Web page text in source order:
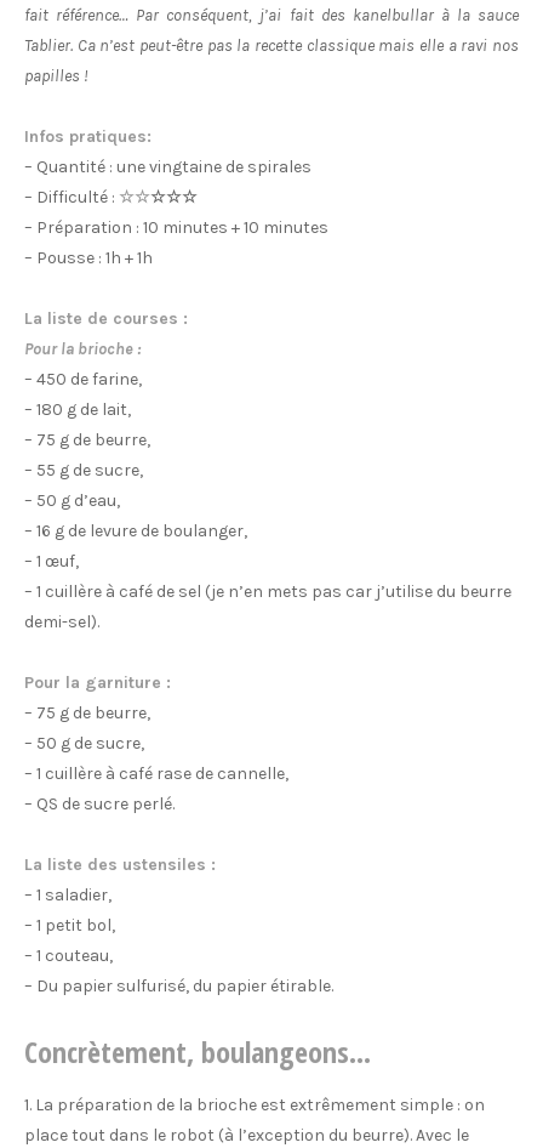
fait référence… Par conséquent, j’ai fait des kanelbullar à la sauce
Tablier. Ca n’est peut-être pas la recette classique mais elle a ravi nos
papilles !
Infos pratiques:
– Quantité : une vingtaine de spirales
– Difficulté : ☆☆☆☆☆
– Préparation : 10 minutes + 10 minutes
– Pousse : 1h + 1h
La liste de courses :
Pour la brioche :
– 450 de farine,
– 180 g de lait,
– 75 g de beurre,
– 55 g de sucre,
– 50 g d’eau,
– 16 g de levure de boulanger,
– 1 œuf,
– 1 cuillère à café de sel (je n’en mets pas car j’utilise du beurre
demi-sel).
Pour la garniture :
– 75 g de beurre,
– 50 g de sucre,
– 1 cuillère à café rase de cannelle,
– QS de sucre perlé.
La liste des ustensiles :
– 1 saladier,
– 1 petit bol,
– 1 couteau,
– Du papier sulfurisé, du papier étirable.
Concrètement, boulangeons…
1. La préparation de la brioche est extrêmement simple : on
place tout dans le robot (à l’exception du beurre). Avec le